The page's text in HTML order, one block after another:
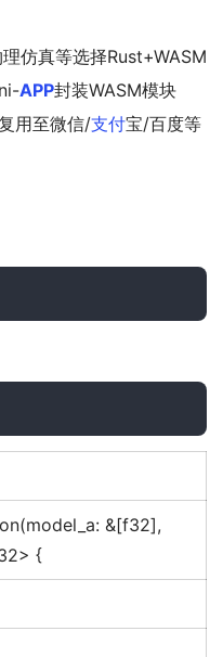
理仿真等选择Rust+WASM
APP封装WASM模块
用至微信/支付宝/百度等
(model_a: &[f32],
> {